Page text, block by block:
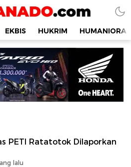
EKBIS HUKRIM HUMANIORA
PETI Ratatotok Dilaporkan
lalu